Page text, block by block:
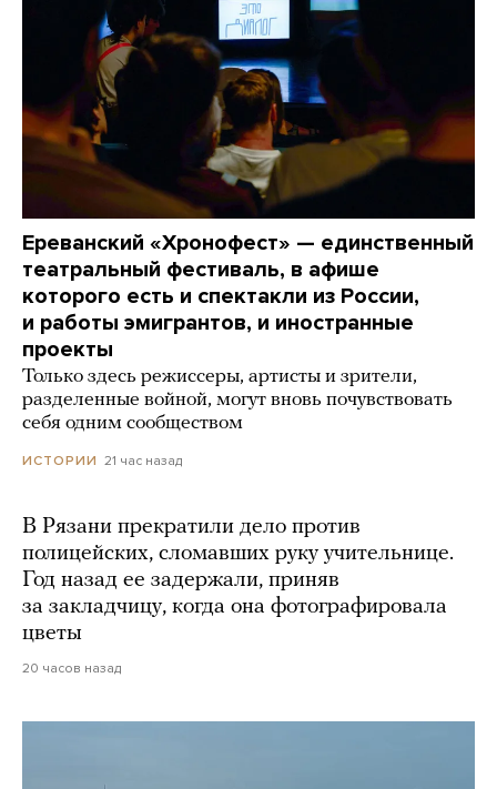
Ереванский «Хронофест» — единственный
театральный фестиваль, в афише
которого есть и спектакли из России,
и работы эмигрантов, и иностранные
проекты
Только здесь режиссеры, артисты и зрители,
разделенные войной, могут вновь почувствовать
себя одним сообществом
ИСТОРИИ 21 час назад
В Рязани прекратили дело против
полицейских, сломавших руку учительнице.
Год назад ее задержали, приняв
за закладчицу, когда она фотографировала
цветы
20 часов назад